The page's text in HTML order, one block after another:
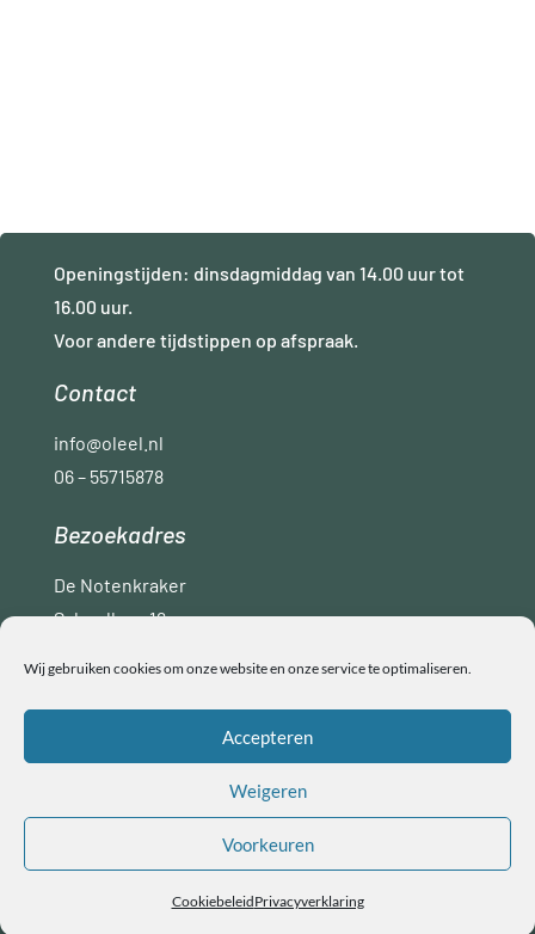
Wij gebruiken cookies om onze website en onze service te optimaliseren.
Accepteren
Weigeren
Voorkeuren
CookiebeleidPrivacyverklaring
Openingstijden: dinsdagmiddag van 14.00 uur tot
16.00 uur.
Voor andere tijdstippen op afspraak.
Contact
info@oleel.nl
06 – 55715878
Bezoekadres
De Notenkraker
Schoollaan 16
Copyright © Ol Eel